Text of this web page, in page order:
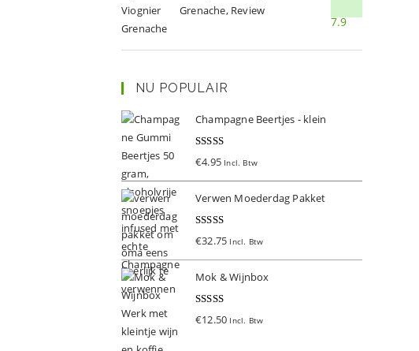
Grenache, Review
7.9
NU POPULAIR
Champagne Beertjes - klein
Gewaardeer
€4.95 Incl. Btw
Verwen Moederdag Pakket
Gewaardeer
€32.75 Incl. Btw
Mok & Wijnbox
Gewaardeer
€12.50 Incl. Btw